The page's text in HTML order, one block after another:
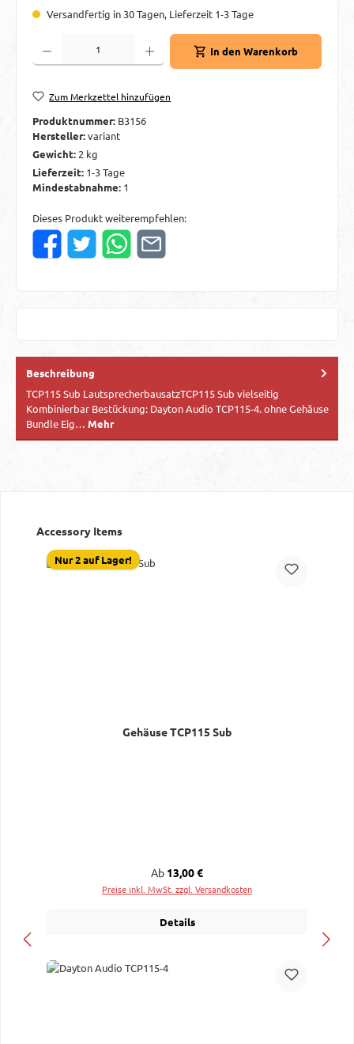
Versandfertig in 30 Tagen, Lieferzeit 1-3 Tage
Produkt Anzahl: Gib den gewünschten Wert ein oder benutze die Schaltflächen
In den Warenkorb
Zum Merkzettel hinzufügen
Produktnummer: B3156
Hersteller:variant
Gewicht: 2 kg
Lieferzeit: 1-3 Tage
Mindestabnahme: 1
Dieses Produkt weiterempfehlen:
Beschreibung
TCP115 Sub LautsprecherbausatzTCP115 Sub vielseitig
Kombinierbar Bestückung: Dayton Audio TCP115-4. ohne Gehäuse
Bundle Eig… Mehr
Produktgalerie überspringen
Accessory Items
Nur 2 auf Lager!
Gehäuse TCP115 Sub
Regulärer Preis:
Ab 13,00 €
Preise inkl. MwSt. zzgl. Versandkosten
Details